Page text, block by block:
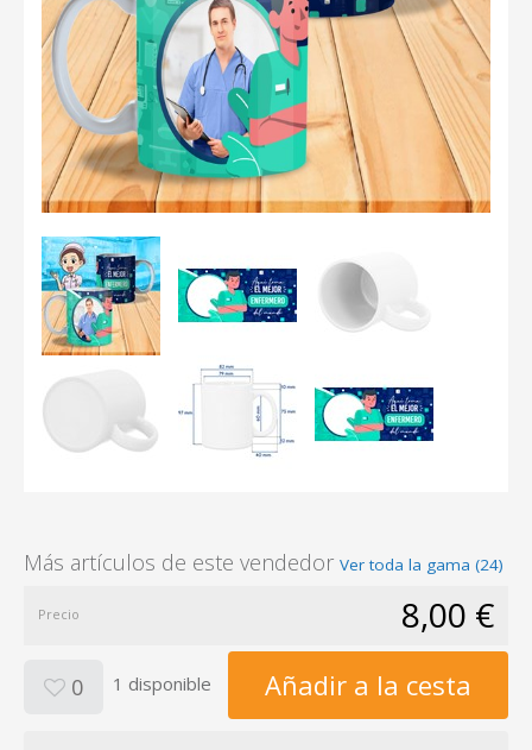
Más artículos de este vendedor Ver toda la gama (24)
Precio 8,00 €
0 1 disponible Añadir a la cesta